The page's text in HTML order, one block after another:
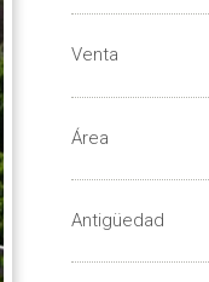
Venta
Área
Antigüedad